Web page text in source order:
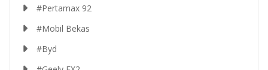
#Pertamax 92
#Mobil Bekas
#Byd